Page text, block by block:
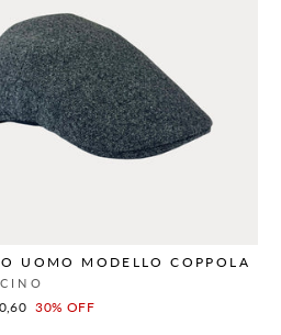
UOMO MODELLO COPPOLA
30% OFF